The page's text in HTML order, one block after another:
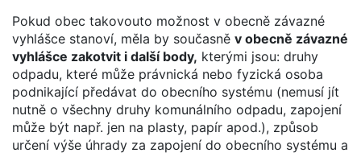
Pokud obec takovouto možnost v obecně závazné
vyhlášce stanoví, měla by současně v obecně závazné
vyhlášce zakotvit i další body, kterými jsou: druhy
odpadu, které může právnická nebo fyzická osoba
podnikající předávat do obecního systému (nemusí jít
nutně o všechny druhy komunálního odpadu, zapojení
může být např. jen na plasty, papír apod.), způsob
určení výše úhrady za zapojení do obecního systému a